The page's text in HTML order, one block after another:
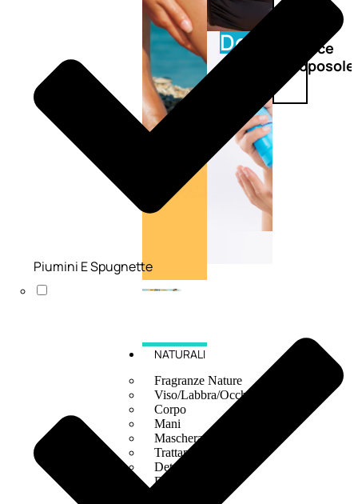
DoposoleDocce
doposole
NATURALI
Fragranze Nature
Viso/Labbra/Occhi Nature
Corpo
Mani
Maschera Nature
Trattamenti Viso
Detergenza
Bagno Nature
Piumini E Spugnette